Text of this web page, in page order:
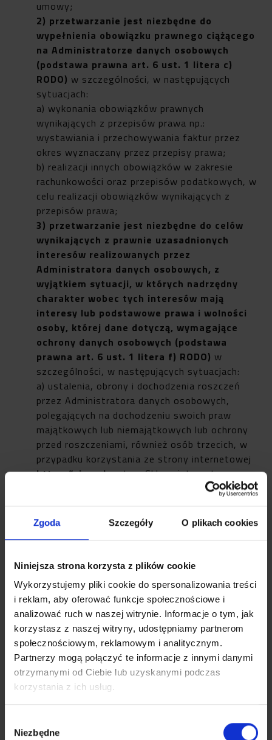
Zgoda Szczegóły O plikach cookies
Niniejsza strona korzysta z plików cookie
Wykorzystujemy pliki cookie do spersonalizowania treści
i reklam, aby oferować funkcje społecznościowe i
analizować ruch w naszej witrynie. Informacje o tym, jak
korzystasz z naszej witryny, udostępniamy partnerom
społecznościowym, reklamowym i analitycznym.
Partnerzy mogą połączyć te informacje z innymi danymi
otrzymanymi od Ciebie lub uzyskanymi podczas
korzystania z ich usług.
zgody
Niezbędne
umowy;
2) przetwarzanie jest niezbędne do
wypełnienia obowiązku prawnego ciążącego
na Administratorze danych osobowych
(podstawa prawna art. 6 ust. 1 litera c)
RODO) w szczególności, w następujących
sytuacjach:
a) wykonania obowiązków prawnych
wynikających z przepisów prawa np.:
wystawiania i przechowywania faktur przez
okres wyznaczany przez przepisy prawa;
b) realizacji innych obowiązków w zakresie
rachunkowości oraz przepisów podatkowych, w
celu realizacji obowiązków wynikających z
przepisów prawa;
3) przetwarzanie jest niezbędne do celów
wynikających z prawnie uzasadnionych
interesów realizowanych przez
Administratora danych osobowych, z
wyjątkiem sytuacji, w których nadrzędny
charakter wobec tych interesów mają
interesy lub podstawowe prawa i wolności
osoby, której dane dotyczą, wymagające
ochrony danych osobowych (podstawa
prawna art. 6 ust. 1 litera f) RODO) w
szczególności, w następujących sytuacjach:
a) ustalenia, obrony i dochodzenia roszczeń
przez Administratora danych osobowych,
polegających na dochodzeniu swoich praw
majątkowych lub niemajątkowych lub ochrony
przed roszczeniami, również osób trzecich, w
przypadku korzystania ze strony internetowej
https://zina.pl, w tym Sklepu internetowego,
zgodnie z obowiązującymi przepisami, w
szczególności ustawy z dnia z dnia 23 kwietnia
1964 r. Kodeks cywilny (Dz. U. 1964 Nr 16 poz.
93 z późn. zm.)
Użytkownikami/Klientami, także za
pośrednictwem formularzy kontaktowych (w
tym udzielania odpowiedzi na zapytania lub
zgłoszenia Użytkowników/Klientów)
c) marketingu bezpośredniego, polegającego
m.in. na wyświetlaniu spersonalizowanych
reklam
(więcej na ten temat w części „Pliki cookies”) -
kiedy Użytkownik/Klient wejdzie na stronę
internetowąhttps://zina.pl
przeglądarki zezwalającymi na prowadzenie
d) analizy sposobu korzystania i poruszania się